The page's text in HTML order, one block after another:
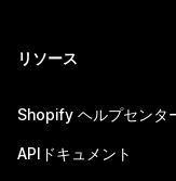
リソース
Shopify ヘルプセンタ
APIドキュメント